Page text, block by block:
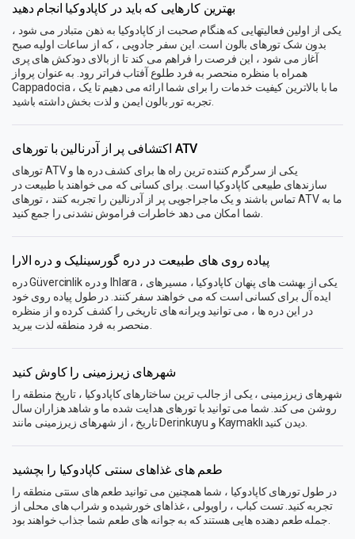
بهترین کارهایی که باید در کاپادوکیا انجام دهید
یکی از اولین فعالیتهایی که هنگام صحبت از کاپادوکیا به ذهن متبادر می شود ،
بدون شک تورهای بالون است. این سفر جادویی ، که از ساعات اولیه صبح
آغاز می شود ، این فرصت را فراهم می کند تا از بالای دودکش های پری
همراه با منظره منحصر به فرد طلوع آفتاب فراتر رود. به عنوان پرواز
Cappadocia ، ما با بالاترین کیفیت خدمات را برای شما ارائه می دهیم تا یک
اکتشافی پر از آدرنالین با تورهای ATV
تورهای ATV یکی از سرگرم کننده ترین راه ها برای کشف دره ها و
سازندهای طبیعی کاپادوکیا است. برای کسانی که می خواهند با طبیعت در
تماس باشند و یک ماجراجویی پر از آدرنالین را تجربه کنند ، تورهای ATV ما به
پیاده روی های طبیعت در دره گورسینلیک و دره الارا
دره Güvercinlik و دره Ihlara ، یکی از بهشت ​​های پنهان کاپادوکیا ، مسیرهای
ایده آل برای کسانی است که می خواهند سفر کنند. در طول پیاده روی خود
در این دره ها ، می توانید ویرانه های تاریخی را کشف کرده و از منظره
شهرهای زیرزمینی را کاوش کنید
شهرهای زیرزمینی ، یکی از جالب ترین ساختارهای کاپادوکیا ، تاریخ منطقه را
روشن می کند. شما می توانید با تورهای هدایت شده ما و شاهد هزاران سال
طعم های غذاهای سنتی کاپادوکیا را بچشید
در طول تورهای کاپادوکیا ، شما همچنین می توانید طعم های سنتی منطقه را
تجربه کنید. تست کباب ، راویولی ، غذاهای خورشیده و شراب های محلی از